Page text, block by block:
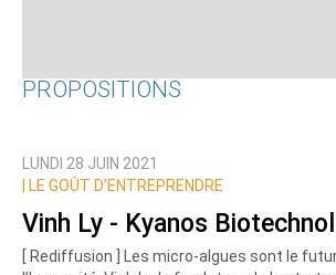
PROPOSITIONS
LUNDI 28 JUIN 2021
LE GOÛT D’ENTREPRENDRE
Vinh Ly - Kyanos
[ Rediffusion ] Les micro-algues sont le